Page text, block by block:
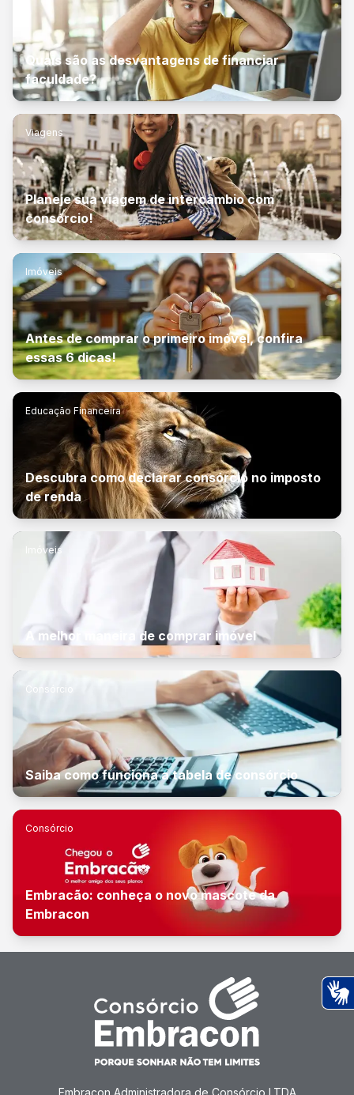
Quais são as desvantagens de financiar
faculdade?
Viagens
Planeje sua viagem de intercâmbio com
consórcio!
Imóveis
Antes de comprar o primeiro imóvel, confira
essas 6 dicas!
Educação Financeira
Descubra como declarar consórcio no imposto
de renda
Imóveis
A melhor maneira de comprar imóvel
Consórcio
Saiba como funciona a tabela de consórcio
Consórcio
Embracão: conheça o novo mascote da
Embracon
Embracon Administradora de Consórcio LTDA